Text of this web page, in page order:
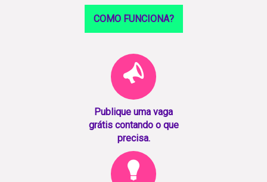
COMO FUNCIONA?
Publique uma vaga
grátis contando o que
precisa.